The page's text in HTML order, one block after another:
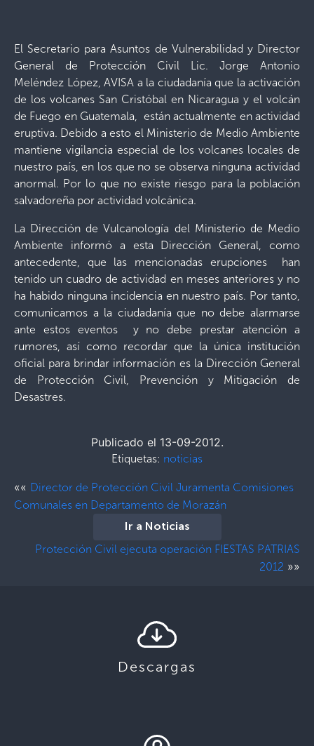
El Secretario para Asuntos de Vulnerabilidad y Director
General de Protección Civil Lic. Jorge Antonio
Meléndez López, AVISA a la ciudadanía que la activación
de los volcanes San Cristóbal en Nicaragua y el volcán
de Fuego en Guatemala, están actualmente en actividad
eruptiva. Debido a esto el Ministerio de Medio Ambiente
mantiene vigilancia especial de los volcanes locales de
nuestro país, en los que no se observa ninguna actividad
anormal. Por lo que no existe riesgo para la población
salvadoreña por actividad volcánica.
La Dirección de Vulcanología del Ministerio de Medio
Ambiente informó a esta Dirección General, como
antecedente, que las mencionadas erupciones han
tenido un cuadro de actividad en meses anteriores y no
ha habido ninguna incidencia en nuestro país. Por tanto,
comunicamos a la ciudadanía que no debe alarmarse
ante estos eventos y no debe prestar atención a
rumores, así como recordar que la única institución
oficial para brindar información es la Dirección General
de Protección Civil, Prevención y Mitigación de
Desastres.
Publicado el 13-09-2012.
Etiquetas: noticias
«« Director de Protección Civil Juramenta Comisiones
Comunales en Departamento de Morazán
Ir a Noticias
Protección Civil ejecuta operación FIESTAS PATRIAS
2012 »»
Descargas